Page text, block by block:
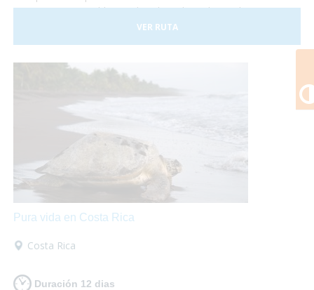
Costa Rica es posible, sus hoteles adaptados y el trasporte
a nuestra disposición nos darán las garantías necesarias
para disfrutar de esta experiencia plenamente.
VER RUTA
Pura vida en Costa Rica
Costa Rica
Duración 12 dias